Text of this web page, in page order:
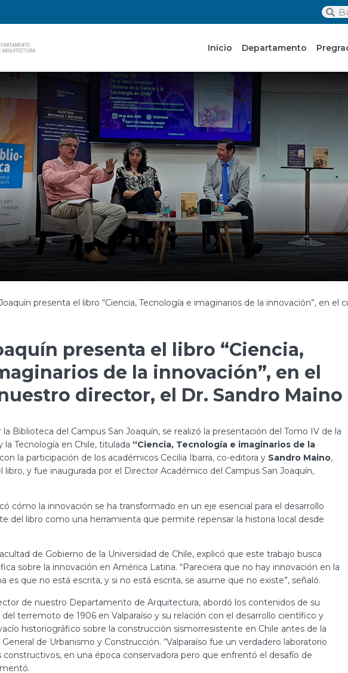
Inicio Departamento
presenta el libro “Ciencia, Tecnología e imaginarios de la innovación”, en
presenta el libro “Ciencia,
de la innovación”, en el
director, el Dr. Sandro Maino
Biblioteca del Campus San Joaquín, se realizó la presentación del Tomo IV de la
la Tecnología en Chile, titulada “Ciencia, Tecnología e imaginarios de la
la participación de los académicos Cecilia Ibarra, co-editora y Sandro Maino,
y fue inaugurada por el Director Académico del Campus San Joaquín,
cómo la innovación se ha transformado en un eje esencial para el desarrollo
del libro como una herramienta que permite repensar la historia local desde
de Gobierno de la Universidad de Chile, explicó que este trabajo busca
sobre la innovación en América Latina. “Pareciera que no hay innovación en la
es que no está escrita, y si no está escrita, se asume que no existe”, señaló.
de nuestro Departamento de Arquitectura, abordó los contenidos de su
terremoto de 1906 en Valparaíso y su relación con el desarrollo científico y
historiográfico sobre la construcción sismorresistente en Chile antes de la
de Urbanismo y Construcción. “Valparaíso fue un verdadero laboratorio
en una época conservadora pero que enfrentó el desafío de